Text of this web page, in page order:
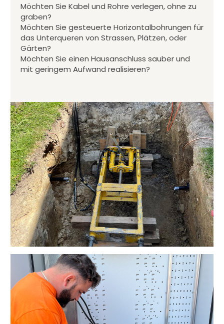
Möchten Sie Kabel und Rohre verlegen, ohne zu
graben?
Möchten Sie gesteuerte Horizontalbohrungen für
das Unterqueren von Strassen, Plätzen, oder
Gärten?
Möchten Sie einen Hausanschluss sauber und
mit geringem Aufwand realisieren?